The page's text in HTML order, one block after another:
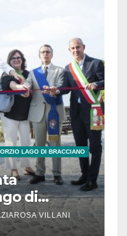
LAGO DI BRACCIANO
di
VILLANI